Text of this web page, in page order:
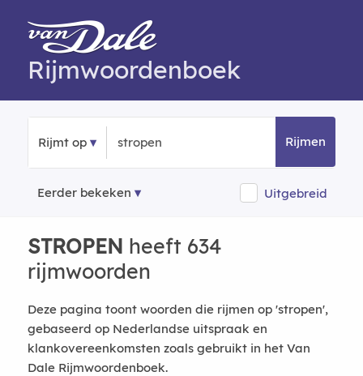
Rijmwoordenboek
Rijmt op Rijmen
Eerder bekeken Uitgebreid
STROPEN heeft 634
rijmwoorden
Deze pagina toont woorden die rijmen op 'stropen',
gebaseerd op Nederlandse uitspraak en
klankovereenkomsten zoals gebruikt in het Van
Dale Rijmwoordenboek.